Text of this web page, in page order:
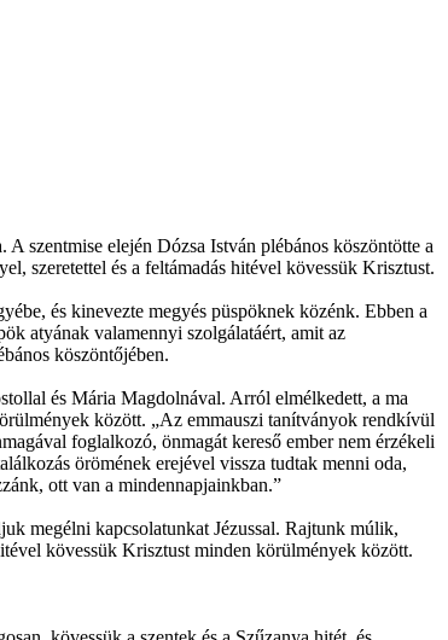
szentmise elején Dózsa István plébános köszöntötte a
szeretettel és a feltámadás hitével kövessük Krisztust.
és kinevezte megyés püspöknek közénk. Ebben a
atyának valamennyi szolgálatáért, amit az
köszöntőjében.
és Mária Magdolnával. Arról elmélkedett, a ma
között. „Az emmauszi tanítványok rendkívül
foglalkozó, önmagát kereső ember nem érzékeli
örömének erejével vissza tudtak menni oda,
ott van a mindennapjainkban.”
megélni kapcsolatunkat Jézussal. Rajtunk múlik,
kövessük Krisztust minden körülmények között.